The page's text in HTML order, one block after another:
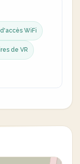
d'accès WiFi
de VR